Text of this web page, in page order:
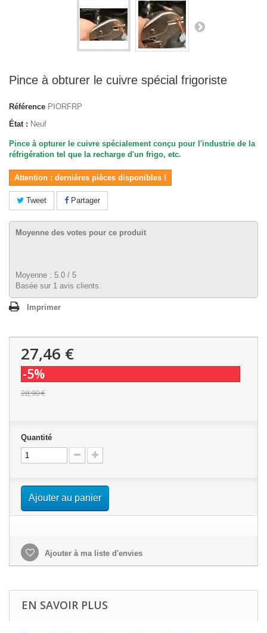
Pince à obturer le cuivre spécial frigoriste
Référence PIORFRP
État : Neuf
Pince à opturer le cuivre spécialement conçu pour l'industrie de la
réfrigération tel que la recharge d'un frigo, etc.
Attention : dernières pièces disponibles !
Tweet Partager
Moyenne des votes pour ce produit
Moyenne : 5.0 / 5
Basée sur 1 avis clients.
Imprimer
27,46 €
-5%
28,90 €
Quantité
Ajouter au panier
Ajouter à ma liste d'envies
EN SAVOIR PLUS